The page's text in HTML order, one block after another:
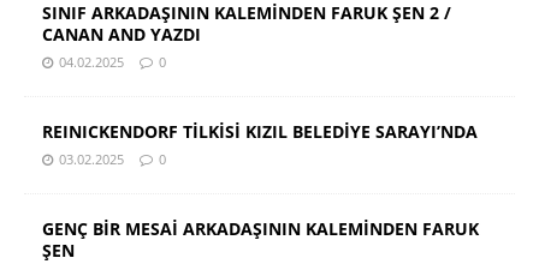
SINIF ARKADAŞININ KALEMİNDEN FARUK ŞEN 2 /
CANAN AND YAZDI
04.02.2025 0
REINICKENDORF TİLKİSİ KIZIL BELEDİYE SARAYI’NDA
03.02.2025 0
GENÇ BİR MESAİ ARKADAŞININ KALEMİNDEN FARUK
ŞEN